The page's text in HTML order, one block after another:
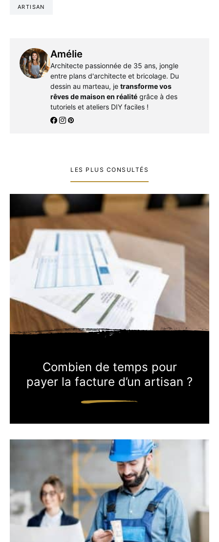
ARTISAN
Amélie
Architecte passionnée de 35 ans, jongle
entre plans d'architecte et bricolage. Du
dessin au marteau, je transforme vos
rêves de maison en réalitégrâce à des
tutoriels et ateliers DIY faciles !
LES PLUS CONSULTÉS
Combien de temps pour
payer la facture d’un artisan ?